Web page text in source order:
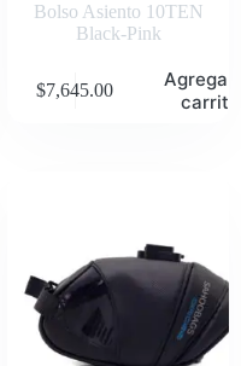
Bolso Asiento 10TEN
Black-Pink
$7,645.00
Agregar
carrito